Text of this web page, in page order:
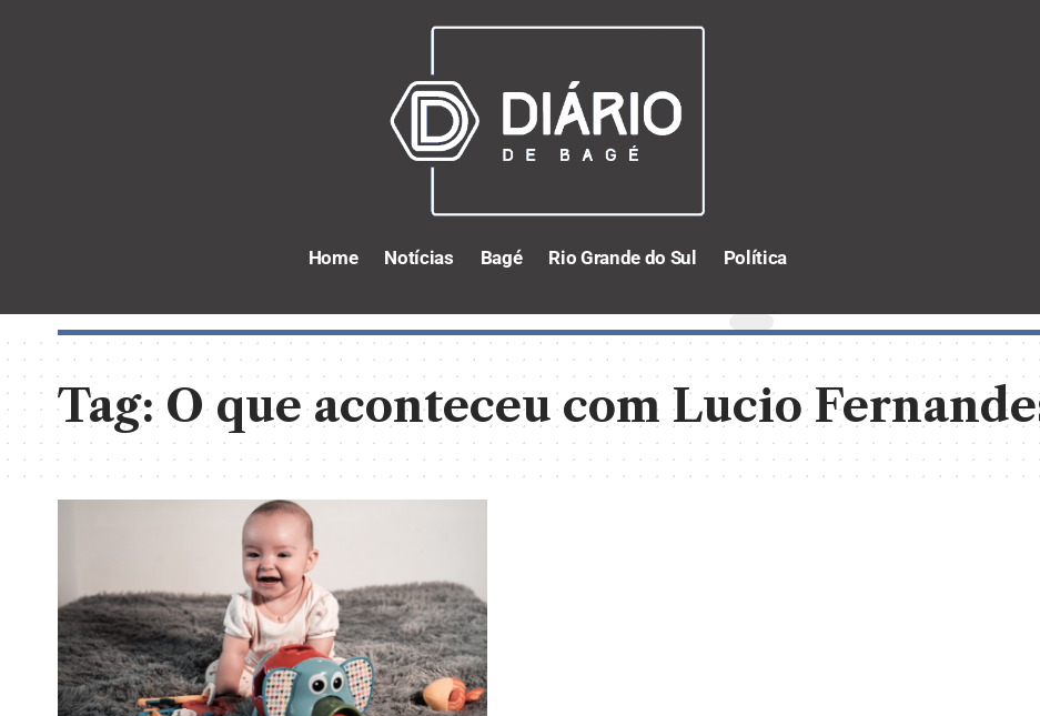
Home Notícias Bagé Rio Grande do Sul Política
Tag:O que aconteceu com Lucio